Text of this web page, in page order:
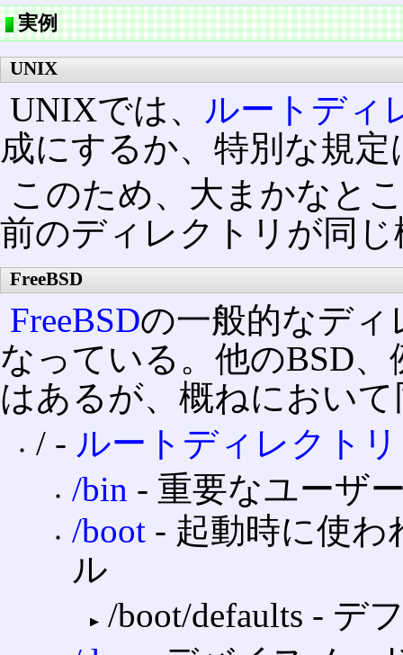
実例
UNIX
UNIXでは、 ルートディ
成にするか、特別な規
このため、大まかなと
前のディレクトリが同
FreeBSD
FreeBSDの一般的なデ
なっている。他のBSD
はあるが、概ねにおい
/ ‐ ルートディレクトリ
/bin ‐ 重要なユーザ
/boot ‐ 起動時に使
ル
/boot/defaults ‐ デ